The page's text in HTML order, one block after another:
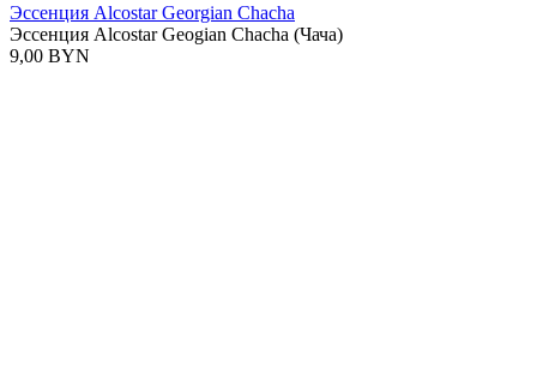
Эссенция Alcostar Georgian Chacha
Эссенция Alcostar Geogian Chacha (Чача)
9,00 BYN